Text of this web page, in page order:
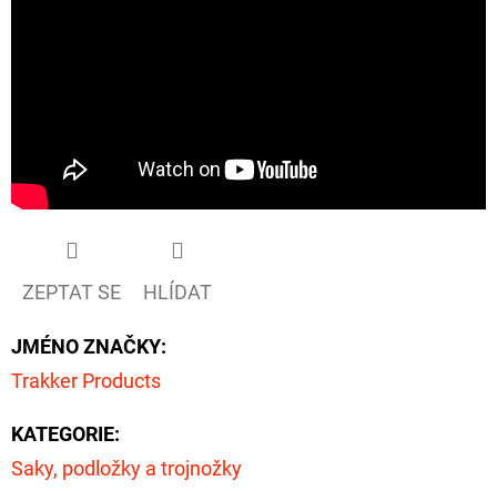
ZEPTAT SE HLÍDAT
JMÉNO ZNAČKY:
Trakker Products
KATEGORIE:
Saky, podložky a trojnožky